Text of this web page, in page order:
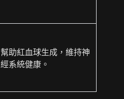
幫助紅血球生成，維持神
經系統健康。